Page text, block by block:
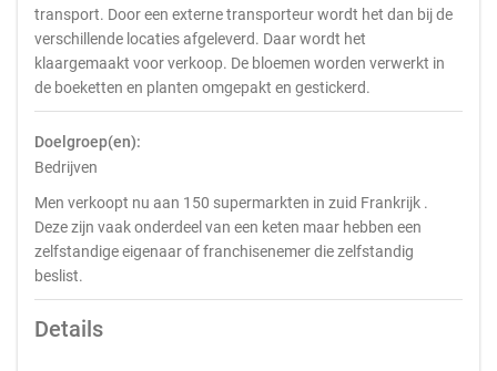
transport. Door een externe transporteur wordt het dan bij de
verschillende locaties afgeleverd. Daar wordt het
klaargemaakt voor verkoop. De bloemen worden verwerkt in
de boeketten en planten omgepakt en gestickerd.
Doelgroep(en):
Bedrijven
Men verkoopt nu aan 150 supermarkten in zuid Frankrijk .
Deze zijn vaak onderdeel van een keten maar hebben een
zelfstandige eigenaar of franchisenemer die zelfstandig
beslist.
Details